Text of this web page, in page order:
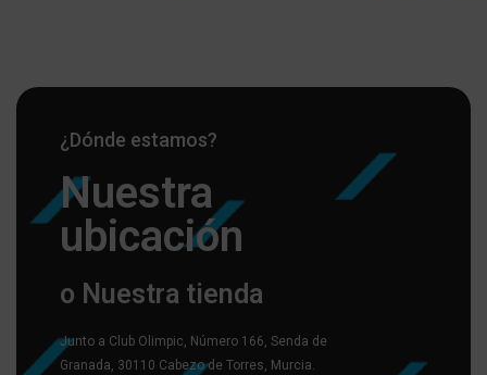
¿Dónde estamos?
Nuestra
ubicación
o Nuestra tienda
Junto a Club Olimpic, Número 166, Senda de
Granada, 30110 Cabezo de Torres, Murcia.